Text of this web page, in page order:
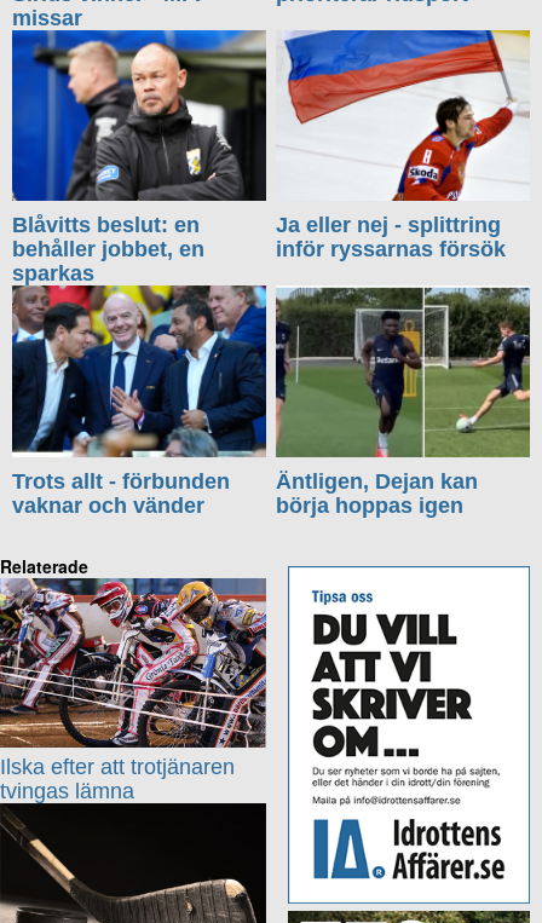
missar
Blåvitts beslut: en
behåller jobbet, en
sparkas
Ja eller nej - splittring
inför ryssarnas försök
Trots allt - förbunden
vaknar och vänder
Äntligen, Dejan kan
börja hoppas igen
Relaterade
Ilska efter att trotjänaren
tvingas lämna